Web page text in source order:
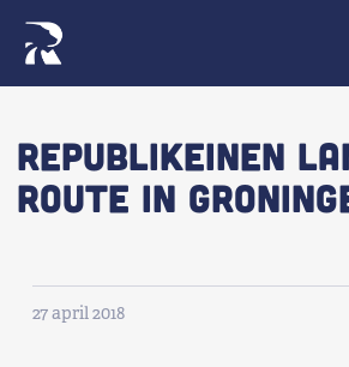
Wat we doen
Republikeinen
route in
27 april 2018